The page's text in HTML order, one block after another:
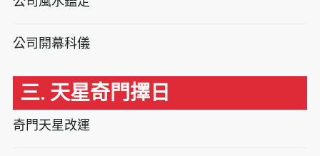
公司開幕科儀
三. 天星奇門擇日
奇門天星改運